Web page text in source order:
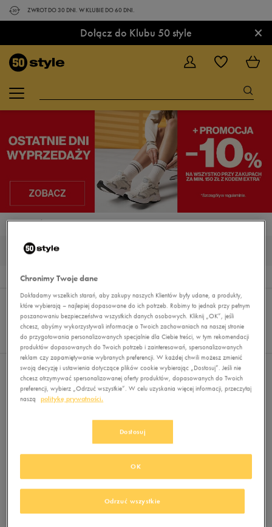
ZWROT DO 30 DNI. W KLUBIE DO 60 DNI.
Dołącz do Klubu 50 style ×
STRONA GŁÓWNA PUMA ST RUNNER
0
Wyników
Sortuj:
REKOMENDOWANE
FILTRUJ
Pokaż
60
z 0
Nie wybrano filtrów
Brak produktów do wyświetlenia
Zmień kryteria wyszukiwania lub
usuń wybrane filtry
Chronimy Twoje dane
Dokładamy wszelkich starań, aby zakupy naszych Klientów były udane, a produkty,
które wybierają – najlepiej dopasowane do ich potrzeb. Robimy to jednak przy pełnym
poszanowaniu bezpieczeństwa wszystkich danych osobowych. Kliknij „OK”, jeśli
chcesz, abyśmy wykorzystywali informacje o Twoich zachowaniach na naszej stronie
do przygotowania personalizowanych specjalnie dla Ciebie treści, w tym rekomendacji
produktów dopasowanych do Twoich potrzeb i zainteresowań, spersonalizowanych
reklam czy zapamiętywanie wybranych preferencji. W każdej chwili możesz zmienić
swoją decyzję i ustawienia dotyczące plików cookie wybierając „Dostosuj”. Jeśli nie
chcesz otrzymywać spersonalizowanej oferty produktów, dopasowanych do Twoich
preferencji, wybierz „Odrzuć wszystkie”. W celu uzyskania więcej informacji, przeczytaj
naszą
politykę prywatności.
Dostosuj
Odrzuć wszystkie
OK